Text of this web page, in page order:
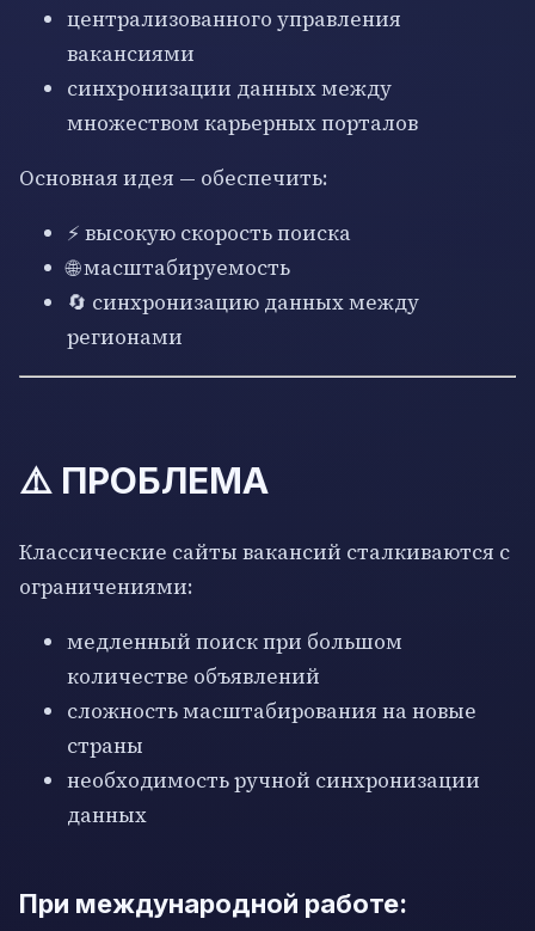
централизованного управления
вакансиями
синхронизации данных между
множеством карьерных порталов
Основная идея — обеспечить:
⚡ высокую скорость поиска
🌐 масштабируемость
🔄 синхронизацию данных между
регионами
⚠️ ПРОБЛЕМА
Классические сайты вакансий сталкиваются с
ограничениями:
медленный поиск при большом
количестве объявлений
сложность масштабирования на новые
страны
необходимость ручной синхронизации
данных
При международной работе: